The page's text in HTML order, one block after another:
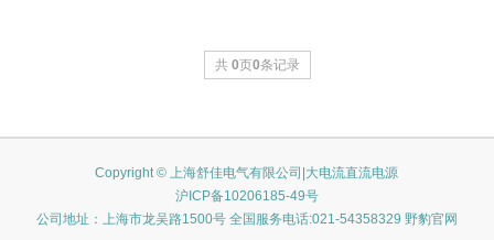
共0页0条记录
Copyright © 上海舒佳电气有限公司|大电流直流电源
沪ICP备10206185-49号
公司地址：上海市龙吴路1500号 全国服务电话:021-54358329 野豹官网